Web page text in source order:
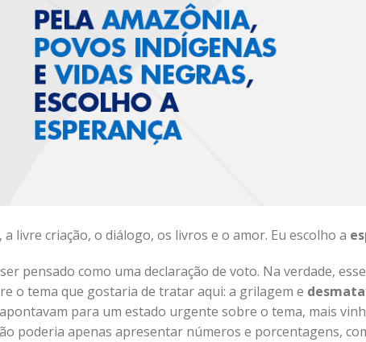
a livre criação, o diálogo, os livros e o amor. Eu escolho a
pensado como uma declaração de voto. Na verdade,
o tema que gostaria de tratar aqui: a grilagem e
para um estado urgente sobre o tema, mais
poderia apenas apresentar números e porcentagens,